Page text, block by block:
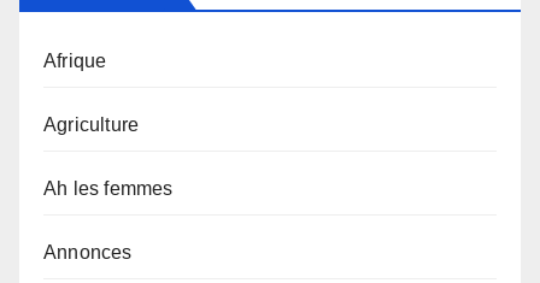
Afrique
Agriculture
Ah les femmes
Annonces